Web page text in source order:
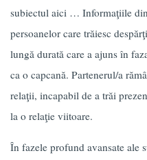
subiectul aici … Informaţiile din
persoanelor care trăiesc
lungă durată care a ajuns în
ca o capcană. Partenerul/a
relaţii, incapabil de a trăi
la o relaţie viitoare.
În fazele profund avansate ale